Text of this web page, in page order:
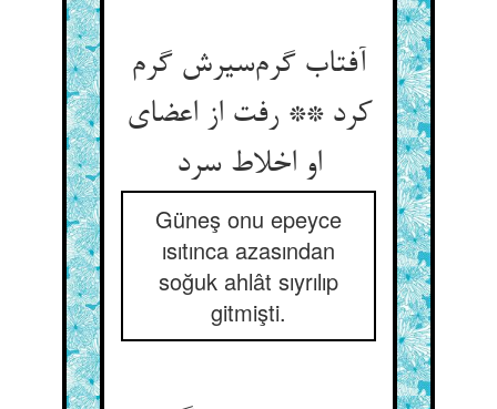
آفتاب گرم‌سیرش گرم
کرد ** رفت از اعضای
او اخلاط سرد
Güneş onu epeyce
ısıtınca azasından
soğuk ahlât sıyrılıp
gitmişti.